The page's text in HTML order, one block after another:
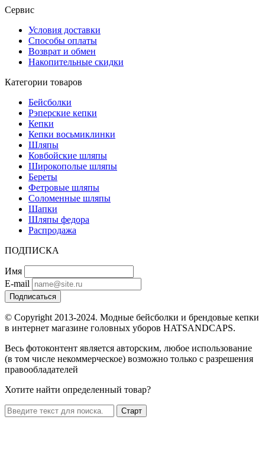
Сервис
Условия доставки
Способы оплаты
Возврат и обмен
Накопительные скидки
Категории товаров
Бейсболки
Рэперские кепки
Кепки
Кепки восьмиклинки
Шляпы
Ковбойские шляпы
Широкополые шляпы
Береты
Фетровые шляпы
Соломенные шляпы
Шапки
Шляпы федора
Распродажа
ПОДПИСКА
Имя
E-mail
Подписаться
© Copyright 2013-2024. Модные бейсболки и брендовые кепки
в интернет магазине головных уборов HATSANDCAPS.
Весь фотоконтент является авторским, любое использование
(в том числе некоммерческое) возможно только с разрешения
правообладателей
Хотите найти определенный товар?
Старт